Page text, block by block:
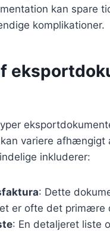
kan spare
komplikationer.
variere
inkluderer:
: Dette
er ofte det primære
: En detaljeret liste